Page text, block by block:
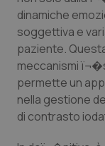
dinamiche
soggettiva e
paziente.
meccanismi
permette un
nella gestione
di contrasto
tracking-
tracking-